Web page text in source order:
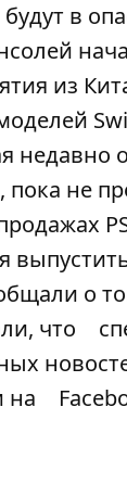
в
из
пока не
о
что
на